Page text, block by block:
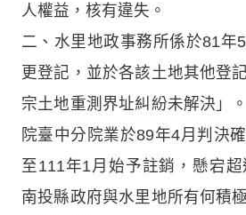
人權益，核有違失。
二、水里地政事務所係於81年
更登記，並於各該土地其他登
宗土地重測界址糾紛未解決」
院臺中分院業於89年4月判決
至111年1月始予註銷，懸宕
南投縣政府與水里地所有何積